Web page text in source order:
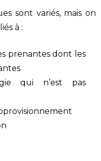
sont variés, mais on
à :
prenantes dont les
qui n’est pas